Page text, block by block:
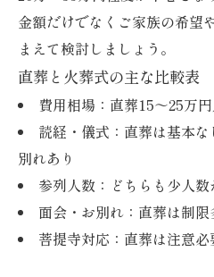
金額だけでなくご家族の希望
まえて検討しましょう。
直葬と火葬式の主な比較表
費用相場：直葬15～25万
読経・儀式：直葬は基本
別れあり
参列人数：どちらも少人
面会・お別れ：直葬は制
菩提寺対応：直葬は注意